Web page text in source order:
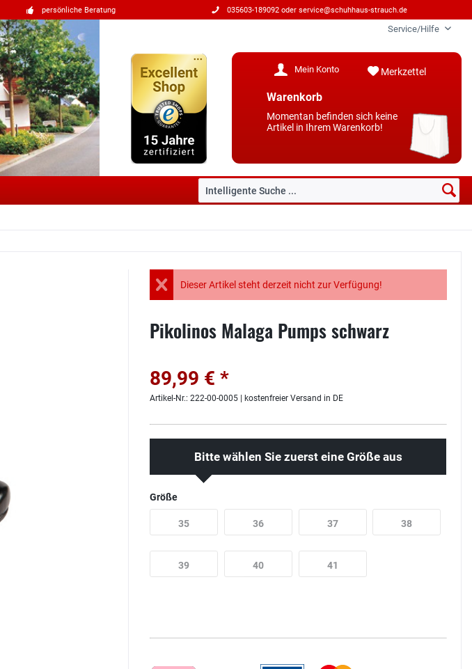
persönliche Beratung 035603-189092 oder service@schuhhaus-strauch.de
Service/Hilfe
Merkzettel
Mein Konto
Warenkorb
Momentan befinden sich keine
Artikel in Ihrem Warenkorb!
Dieser Artikel steht derzeit nicht zur Verfügung!
Pikolinos Malaga Pumps schwarz
89,99 € *
Artikel-Nr.: 222-00-0005 | kostenfreier Versand in DE
Bitte wählen Sie zuerst eine Größe aus
Größe
35 36 37 38
39 40 41